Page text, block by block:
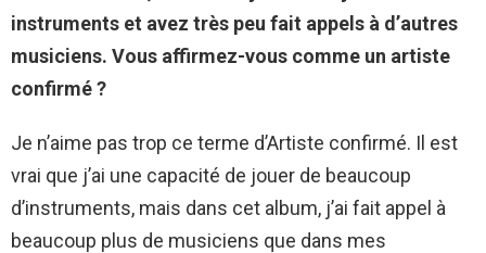
instruments et avez très peu fait appels à d’autres
musiciens. Vous affirmez-vous comme un artiste
confirmé ?
Je n’aime pas trop ce terme d’Artiste confirmé. Il est
vrai que j’ai une capacité de jouer de beaucoup
d’instruments, mais dans cet album, j’ai fait appel à
beaucoup plus de musiciens que dans mes